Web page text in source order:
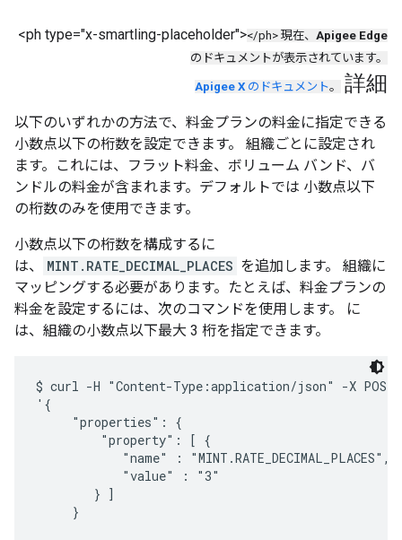
<ph type="x-smartling-placeholder"></ph> 現在、 Apigee Edge
のドキュメントが表示されています。
Apigee X のドキュメント。 詳細
以下のいずれかの方法で、料金プランの料金に指定できる
小数点以下の桁数を設定できます。 組織ごとに設定され
ます。これには、フラット料金、ボリューム バンド、バ
ンドルの料金が含まれます。デフォルトでは 小数点以下
の桁数のみを使用できます。
小数点以下の桁数を構成するに
は、
MINT.RATE_DECIMAL_PLACES を追加します。 組織に
マッピングする必要があります。たとえば、料金プランの
料金を設定するには、次のコマンドを使用します。 に
は、組織の小数点以下最大 3 桁を指定できます。
$ curl -H "Content-Type:application/json" -X
'{
     "properties": {
         "property": [ {
            "name" : "MINT.RATE_DECIMAL_PLACES",
            "value" : "3"
        } ]
     }